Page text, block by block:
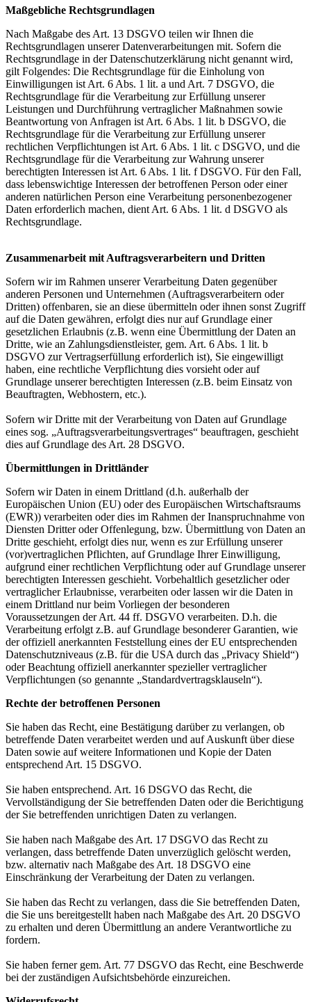
Maßgebliche Rechtsgrundlagen
Nach Maßgabe des Art. 13 DSGVO teilen wir Ihnen die
Rechtsgrundlagen unserer Datenverarbeitungen mit. Sofern die
Rechtsgrundlage in der Datenschutzerklärung nicht genannt wird,
gilt Folgendes: Die Rechtsgrundlage für die Einholung von
Einwilligungen ist Art. 6 Abs. 1 lit. a und Art. 7 DSGVO, die
Rechtsgrundlage für die Verarbeitung zur Erfüllung unserer
Leistungen und Durchführung vertraglicher Maßnahmen sowie
Beantwortung von Anfragen ist Art. 6 Abs. 1 lit. b DSGVO, die
Rechtsgrundlage für die Verarbeitung zur Erfüllung unserer
rechtlichen Verpflichtungen ist Art. 6 Abs. 1 lit. c DSGVO, und die
Rechtsgrundlage für die Verarbeitung zur Wahrung unserer
berechtigten Interessen ist Art. 6 Abs. 1 lit. f DSGVO. Für den Fall,
dass lebenswichtige Interessen der betroffenen Person oder einer
anderen natürlichen Person eine Verarbeitung personenbezogener
Daten erforderlich machen, dient Art. 6 Abs. 1 lit. d DSGVO als
Rechtsgrundlage.
Zusammenarbeit mit Auftragsverarbeitern und Dritten
Sofern wir im Rahmen unserer Verarbeitung Daten gegenüber
anderen Personen und Unternehmen (Auftragsverarbeitern oder
Dritten) offenbaren, sie an diese übermitteln oder ihnen sonst Zugriff
auf die Daten gewähren, erfolgt dies nur auf Grundlage einer
gesetzlichen Erlaubnis (z.B. wenn eine Übermittlung der Daten an
Dritte, wie an Zahlungsdienstleister, gem. Art. 6 Abs. 1 lit. b
DSGVO zur Vertragserfüllung erforderlich ist), Sie eingewilligt
haben, eine rechtliche Verpflichtung dies vorsieht oder auf
Grundlage unserer berechtigten Interessen (z.B. beim Einsatz von
Beauftragten, Webhostern, etc.).
Sofern wir Dritte mit der Verarbeitung von Daten auf Grundlage
eines sog. „Auftragsverarbeitungsvertrages“ beauftragen, geschieht
dies auf Grundlage des Art. 28 DSGVO.
Übermittlungen in Drittländer
Sofern wir Daten in einem Drittland (d.h. außerhalb der
Europäischen Union (EU) oder des Europäischen Wirtschaftsraums
(EWR)) verarbeiten oder dies im Rahmen der Inanspruchnahme von
Diensten Dritter oder Offenlegung, bzw. Übermittlung von Daten an
Dritte geschieht, erfolgt dies nur, wenn es zur Erfüllung unserer
(vor)vertraglichen Pflichten, auf Grundlage Ihrer Einwilligung,
aufgrund einer rechtlichen Verpflichtung oder auf Grundlage unserer
berechtigten Interessen geschieht. Vorbehaltlich gesetzlicher oder
vertraglicher Erlaubnisse, verarbeiten oder lassen wir die Daten in
einem Drittland nur beim Vorliegen der besonderen
Voraussetzungen der Art. 44 ff. DSGVO verarbeiten. D.h. die
Verarbeitung erfolgt z.B. auf Grundlage besonderer Garantien, wie
der offiziell anerkannten Feststellung eines der EU entsprechenden
Datenschutzniveaus (z.B. für die USA durch das „Privacy Shield“)
oder Beachtung offiziell anerkannter spezieller vertraglicher
Verpflichtungen (so genannte „Standardvertragsklauseln“).
Rechte der betroffenen Personen
Sie haben das Recht, eine Bestätigung darüber zu verlangen, ob
betreffende Daten verarbeitet werden und auf Auskunft über diese
Daten sowie auf weitere Informationen und Kopie der Daten
entsprechend Art. 15 DSGVO.
Sie haben entsprechend. Art. 16 DSGVO das Recht, die
Vervollständigung der Sie betreffenden Daten oder die Berichtigung
der Sie betreffenden unrichtigen Daten zu verlangen.
Sie haben nach Maßgabe des Art. 17 DSGVO das Recht zu
verlangen, dass betreffende Daten unverzüglich gelöscht werden,
bzw. alternativ nach Maßgabe des Art. 18 DSGVO eine
Einschränkung der Verarbeitung der Daten zu verlangen.
Sie haben das Recht zu verlangen, dass die Sie betreffenden Daten,
die Sie uns bereitgestellt haben nach Maßgabe des Art. 20 DSGVO
zu erhalten und deren Übermittlung an andere Verantwortliche zu
fordern.
Sie haben ferner gem. Art. 77 DSGVO das Recht, eine Beschwerde
bei der zuständigen Aufsichtsbehörde einzureichen.